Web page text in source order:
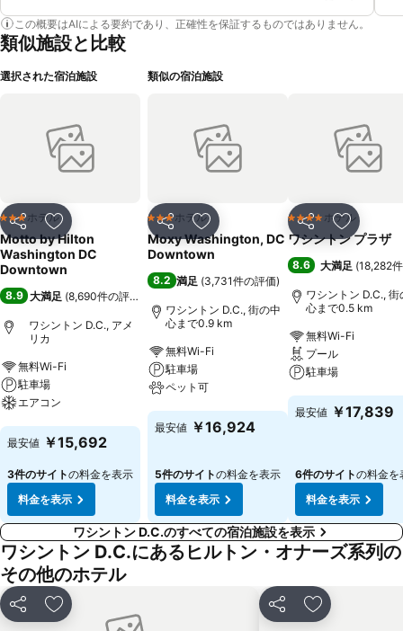
この概要はAIによる要約であり、正確性を保証するものではありません。
類似施設と比較
選択された宿泊施設
シェア お気に入りに追加
3 ホテルのランク
ホテル
Motto by Hilton
Washington DC
Downtown
8.9 大満足 (8,690件の評価
ワシントン D.C., アメ
リカ
無料Wi-Fi
駐車場
エアコン
料金を表示
最安値 ￥15,692
3件のサイトの料金を表示
料金を表示
類似の宿泊施設
シェア お気に入りに追加
3 ホテルのランク
ホテル
Moxy Washington, DC
Downtown
8.2 満足 (3,731件の評価)
ワシントン D.C., 街の中
心まで0.9 km
無料Wi-Fi
駐車場
ペット可
料金を表示
最安値 ￥16,924
5件のサイトの料金を表示
料金を表示
シェア お気に入
4 ホテルのランク
ホテル
ワシントン プラザ
8.6 大満足 (18,282
ワシントン D.C., 街
心まで0.5 km
無料Wi-Fi
プール
駐車場
料金を表示
最安値 ￥17,839
6件のサイトの料金を
料金を表示
ワシントン D.C.のすべての宿泊施設を表示
ワシントン D.C.にあるヒルトン・オナーズ系列の
その他のホテル
シェア お気に入りに追加 シェア お気に入りに